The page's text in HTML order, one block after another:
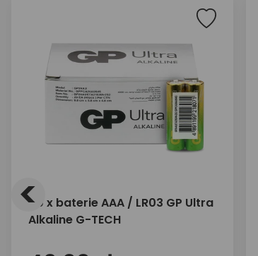
40 x baterie AAA / LR03 GP Ultra
Alkaline G-TECH
<